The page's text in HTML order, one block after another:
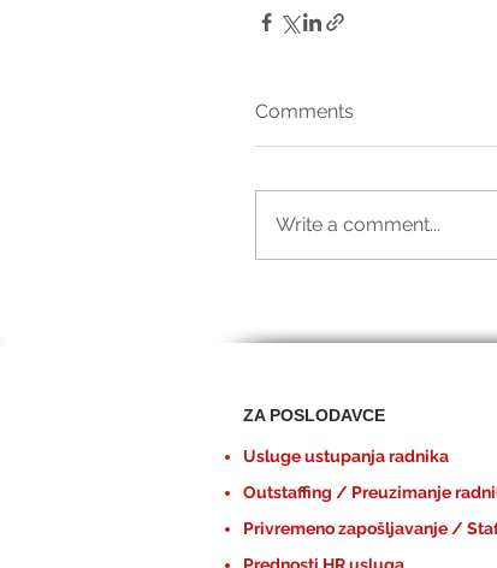
Comments
Write a comment...
ZA POSLODAVCE
Usluge ustupanja radnika
Outstaffing / Preuzimanje
Privremeno zapošljavanje /